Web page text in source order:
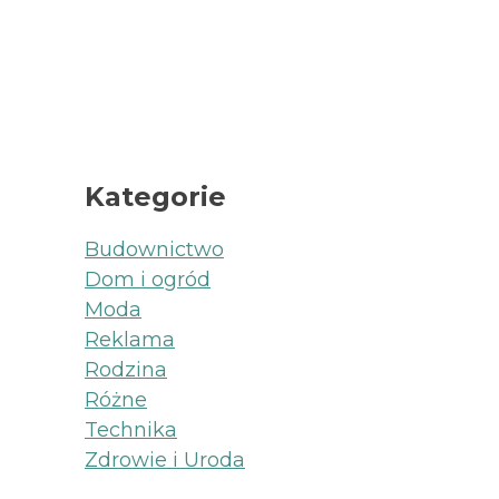
Kategorie
Budownictwo
Dom i ogród
Moda
Reklama
Rodzina
Różne
Technika
Zdrowie i Uroda